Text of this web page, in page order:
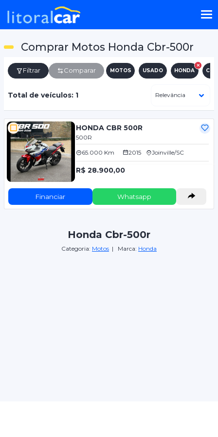
Comprar Motos Honda Cbr-500r
Filtrar Comparar MOTOS USADO HONDA
Total de veículos: 1
HONDA CBR 500R
500R
65.000 Km 2015 Joinville/SC
R$ 28.900,00
Financiar Whatsapp
Honda Cbr-500r
Categoria: Motos | Marca: Honda